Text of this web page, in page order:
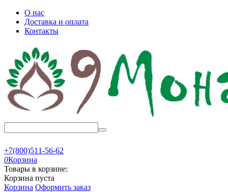
О нас
Доставка и оплата
Контакты
+7(800)511-56-62
0Корзина
Товары в корзине:
Корзина пуста
Корзина Оформить заказ